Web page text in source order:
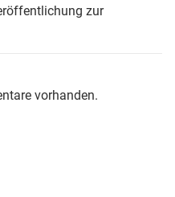
zur
vorhanden.